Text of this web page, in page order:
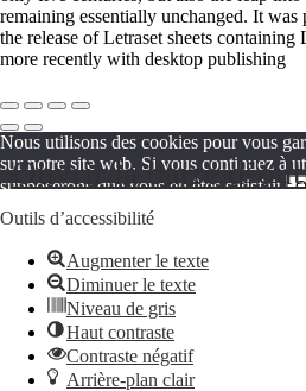
remaining essentially unchanged. It
the release of Letraset sheets containing
more recently with desktop publishing
Ouvrir la barre
Outils d’accessibilité
Augmenter le texte
Diminuer le texte
Niveau de gris
Haut contraste
Contraste négatif
Arrière-plan clair
Nous utilisons des cookies pour vous
sur notre site web. Si vous continuez à
supposerons que vous en êtes satisfait.
Politique de confidentialité